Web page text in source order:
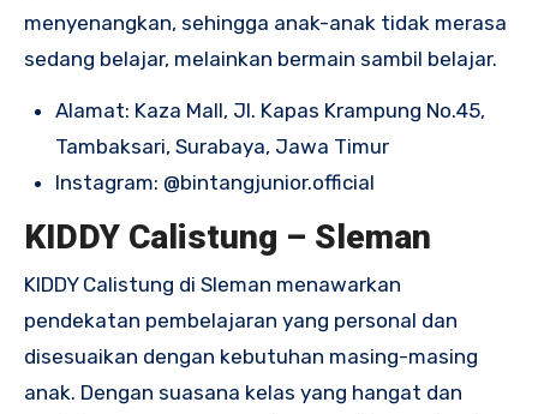
menyenangkan, sehingga anak-anak tidak merasa
sedang belajar, melainkan bermain sambil belajar.
Alamat: Kaza Mall, Jl. Kapas Krampung No.45,
Tambaksari, Surabaya, Jawa Timur
Instagram: @bintangjunior.official
KIDDY Calistung – Sleman
KIDDY Calistung di Sleman menawarkan
pendekatan pembelajaran yang personal dan
disesuaikan dengan kebutuhan masing-masing
anak. Dengan suasana kelas yang hangat dan